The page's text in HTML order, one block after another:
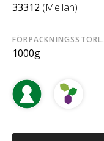
33312 (Mellan)
FÖRPACKNINGSSTORL.
1000g